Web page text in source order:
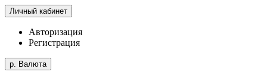
Личный кабинет
Авторизация
Регистрация
р. Валюта